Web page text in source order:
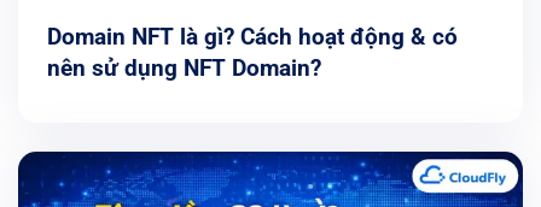
Domain NFT là gì? Cách hoạt động & có
nên sử dụng NFT Domain?